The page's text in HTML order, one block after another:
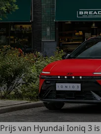
Prijs van Hyundai Ioniq 3